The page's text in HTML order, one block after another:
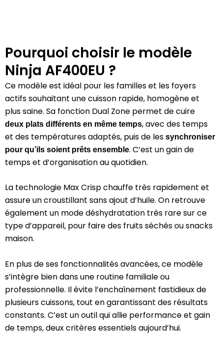
Pourquoi choisir le modèle
Ninja AF400EU ?
Ce modèle est idéal pour les familles et les foyers
actifs souhaitant une cuisson rapide, homogène et
plus saine. Sa fonction Dual Zone permet de cuire
deux plats différents en même temps, avec des temps
et des températures adaptés, puis de les synchroniser
pour qu’ils soient prêts ensemble. C’est un gain de
temps et d’organisation au quotidien.
La technologie Max Crisp chauffe très rapidement et
assure un croustillant sans ajout d’huile. On retrouve
également un mode déshydratation très rare sur ce
type d’appareil, pour faire des fruits séchés ou snacks
maison.
En plus de ses fonctionnalités avancées, ce modèle
s’intègre bien dans une routine familiale ou
professionnelle. Il évite l’enchaînement fastidieux de
plusieurs cuissons, tout en garantissant des résultats
constants. C’est un outil qui allie performance et gain
de temps, deux critères essentiels aujourd’hui.